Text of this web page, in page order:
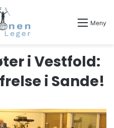
Meny
i Vestfold:
i Sande!